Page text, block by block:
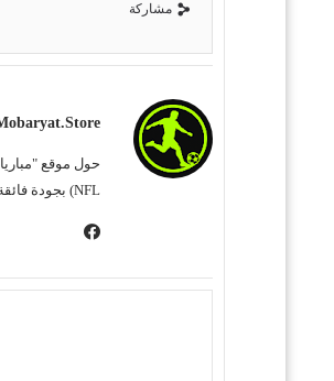
مشاركة
NFL) بجودة فائقة تناسب جميع سرعات الإنترنت. نحن نسعى لتوفير تجربة مشاهدة غامرة وسهلة للمشجع العربي، بعيداً عن التعقيد وبأقل قدر من الإعلانات المزعجة.